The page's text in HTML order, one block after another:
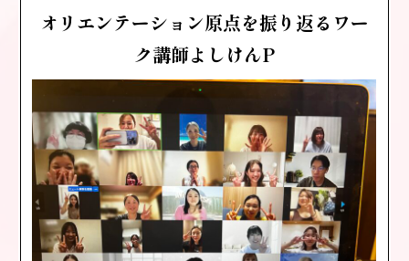
オリエンテーション原点を振り返るワー
ク講師よしけんP